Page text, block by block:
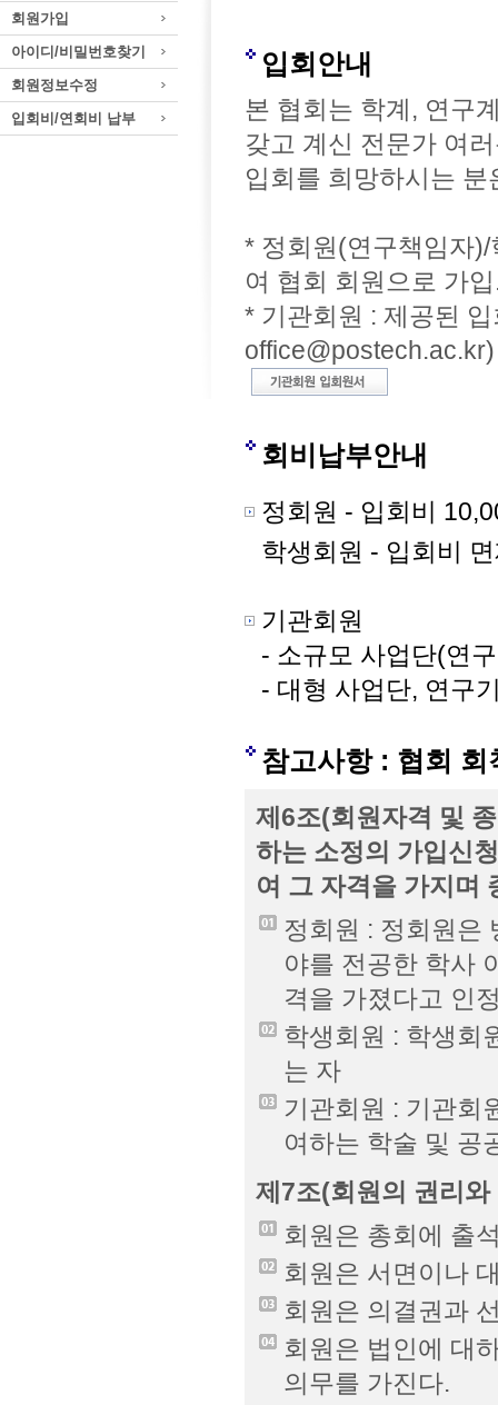
회원가입
아이디/비밀번호찾기
회원정보수정
입회비/연회비 납부
입회안내
본 협회는 학계, 연구
갖고 계신 전문가 여
입회를 희망하시는
* 정회원(연구책임자
여 협회 회원으로 가
* 기관회원 : 제공된
office@postech.ac.kr)
회비납부안내
정회원 - 입회비
학생회원 - 입회비
기관회원
- 소규모 사업단(연
- 대형 사업단, 연구
참고사항 : 협회 회
제6조(회원자격 및
하는 소정의 가입신
여 그 자격을 가지며
정회원 : 정회원은
야를 전공한 학사
격을 가졌다고 인
학생회원 : 학생회
는 자
기관회원 : 기관회
여하는 학술 및 공
제7조(회원의 권리와
회원은 총회에 출
회원은 서면이나
회원은 의결권과
회원은 법인에 대
의무를 가진다.